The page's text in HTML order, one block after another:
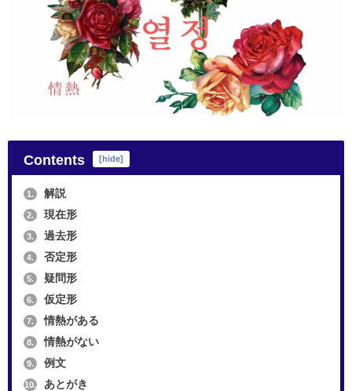
Contents [hide]
1. 解説
2. 現在形
3. 過去形
4. 否定形
5. 疑問形
6. 仮定形
7. 情熱がある
8. 情熱がない
9. 例文
10. あとがき